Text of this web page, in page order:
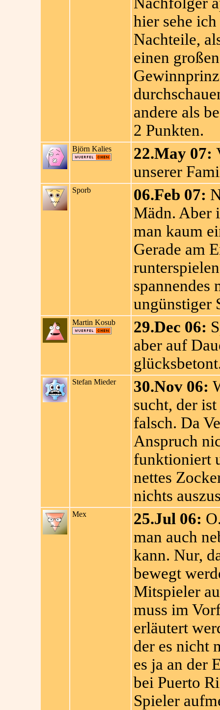
hier sehe
Nachteile,
einen
andere als
2 Punkten.
Björn Kalies 22.May 07:
unserer
Sporb 06.Feb 07:
Mädn. Aber
man kaum
Gerade am
spannendes
ungünstiger
Martin Kosub 29.Dec 06:
aber auf
Stefan Mieder 30.Nov 06:
sucht, der
falsch. Da
Anspruch
funktioniert
nettes
nichts
Mex 25.Jul 06:
man auch
kann. Nur,
bewegt
Mitspieler
muss im
erläutert
der es nicht
es ja an der
bei Puerto
Spieler